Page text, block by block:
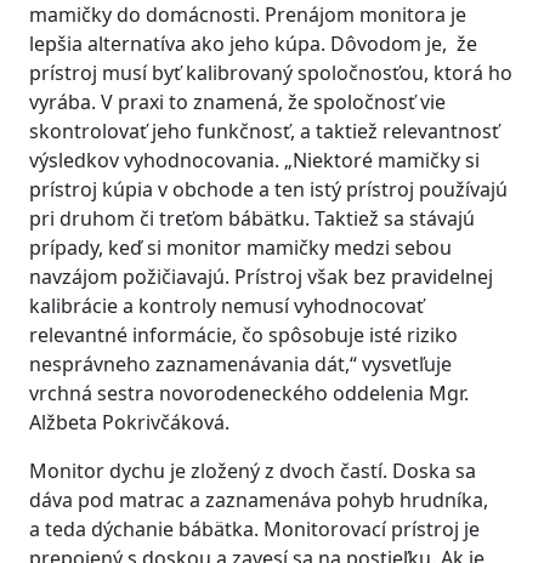
mamičky do domácnosti. Prenájom monitora je
lepšia alternatíva ako jeho kúpa. Dôvodom je, že
prístroj musí byť kalibrovaný spoločnosťou, ktorá ho
vyrába. V praxi to znamená, že spoločnosť vie
skontrolovať jeho funkčnosť, a taktiež relevantnosť
výsledkov vyhodnocovania. „Niektoré mamičky si
prístroj kúpia v obchode a ten istý prístroj používajú
pri druhom či treťom bábätku. Taktiež sa stávajú
prípady, keď si monitor mamičky medzi sebou
navzájom požičiavajú. Prístroj však bez pravidelnej
kalibrácie a kontroly nemusí vyhodnocovať
relevantné informácie, čo spôsobuje isté riziko
nesprávneho zaznamenávania dát,“ vysvetľuje
vrchná sestra novorodeneckého oddelenia Mgr.
Alžbeta Pokrivčáková.
Monitor dychu je zložený z dvoch častí. Doska sa
dáva pod matrac a zaznamenáva pohyb hrudníka,
a teda dýchanie bábätka. Monitorovací prístroj je